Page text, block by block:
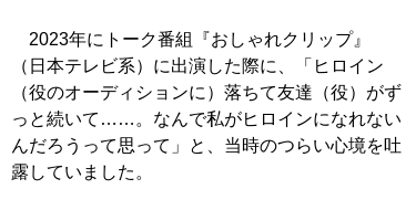
2023年にトーク番組『おしゃれクリップ』
（日本テレビ系）に出演した際に、「ヒロイン
（役のオーディションに）落ちて友達（役）がず
っと続いて……。なんで私がヒロインになれない
んだろうって思って」と、当時のつらい心境を吐
露していました。